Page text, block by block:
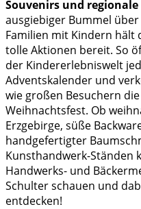
Souvenirs und
ausgiebiger Bummel
Familien mit Kindern hält
tolle Aktionen bereit. So
der Kindererlebniswelt
Adventskalender und
wie großen Besuchern
Weihnachtsfest. Ob
Erzgebirge, süße
handgefertigter
Kunsthandwerk-Ständen
Handwerks- und
Schulter schauen und
entdecken!